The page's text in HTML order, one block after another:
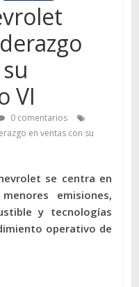
VI
0 comentarios
en ventas con su
se centra en
emisiones,
y tecnologías
operativo de